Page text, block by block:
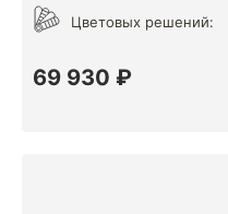
Цветовых решений:
69 930 ₽